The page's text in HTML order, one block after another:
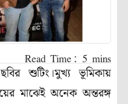
শুটিং।মুখ্য ভূমিকায়
মাঝেই অনেক অন্তরঙ্গ